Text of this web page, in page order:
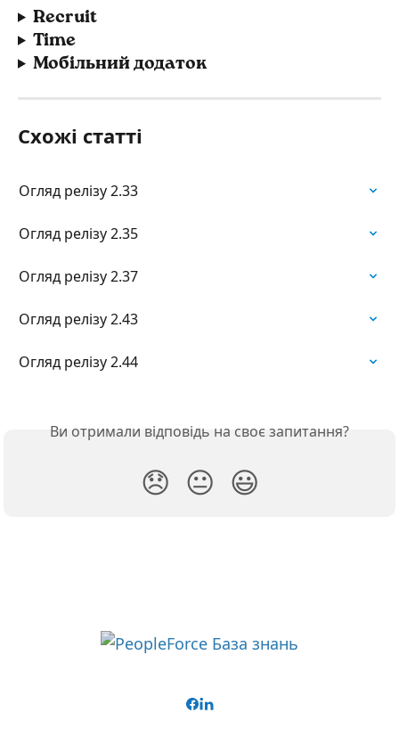
Recruit
Time
Мобільний додаток
Схожі статті
Огляд релізу 2.33
Огляд релізу 2.35
Огляд релізу 2.37
Огляд релізу 2.43
Огляд релізу 2.44
Ви отримали відповідь на своє запитання?
😞 😐 😃